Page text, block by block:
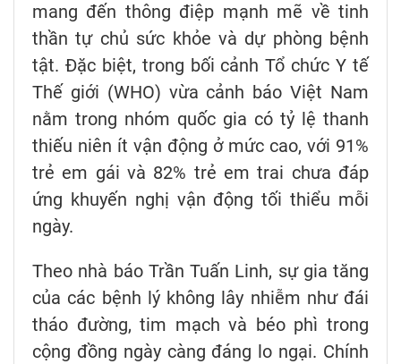
mang đến thông điệp mạnh mẽ về tinh
thần tự chủ sức khỏe và dự phòng bệnh
tật. Đặc biệt, trong bối cảnh Tổ chức Y tế
Thế giới (WHO) vừa cảnh báo Việt Nam
nằm trong nhóm quốc gia có tỷ lệ thanh
thiếu niên ít vận động ở mức cao, với 91%
trẻ em gái và 82% trẻ em trai chưa đáp
ứng khuyến nghị vận động tối thiểu mỗi
ngày.
Theo nhà báo Trần Tuấn Linh, sự gia tăng
của các bệnh lý không lây nhiễm như đái
tháo đường, tim mạch và béo phì trong
cộng đồng ngày càng đáng lo ngại. Chính